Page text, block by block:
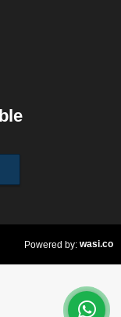
Powered by: wasi.co